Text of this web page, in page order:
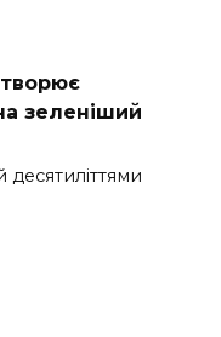
зеленіший